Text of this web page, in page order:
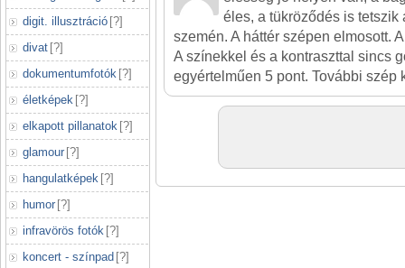
digit. illusztráció [?]
divat [?]
dokumentumfotók [?]
életképek [?]
elkapott pillanatok [?]
glamour [?]
hangulatképek [?]
humor [?]
infravörös fotók [?]
koncert - színpad [?]
éles, a tükröződés is tetszik
szemén. A háttér szépen elmosott.
A színekkel és a kontraszttal sincs
egyértelműen 5 pont. További szép